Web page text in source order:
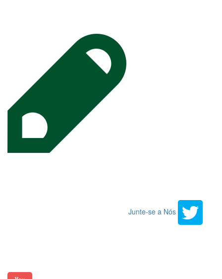
Junte-se a Nós